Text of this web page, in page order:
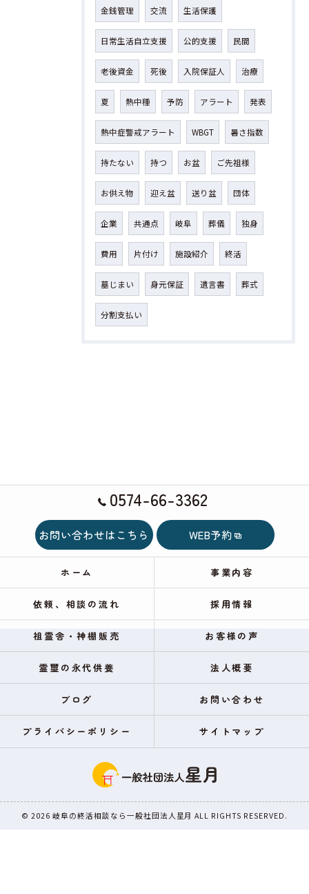
金銭管理 交流 生活保護
日常生活自立支援 公的支援 民間
老後資金 死後 入院保証人 治療
夏 熱中種 予防 アラート 発表
熱中症警戒アラート WBGT 暑さ指数
持たない 持つ お盆 ご先祖様
お供え物 迎え盆 送り盆 団体
企業 共通点 岐阜 葬儀 独身
費用 片付け 施設紹介 終活
墓じまい 身元保証 遺言書 葬式
分割支払い
0574-66-3362
お問い合わせはこちら WEB予約
ホーム 事業内容
依頼、相談の流れ 採用情報
祖霊舎・神棚販売 お客様の声
霊璽の永代供養 法人概要
ブログ お問い合わせ
プライバシーポリシー サイトマップ
© 2026 岐阜の終活相談なら一般社団法人星月 ALL RIGHTS RESERVED.